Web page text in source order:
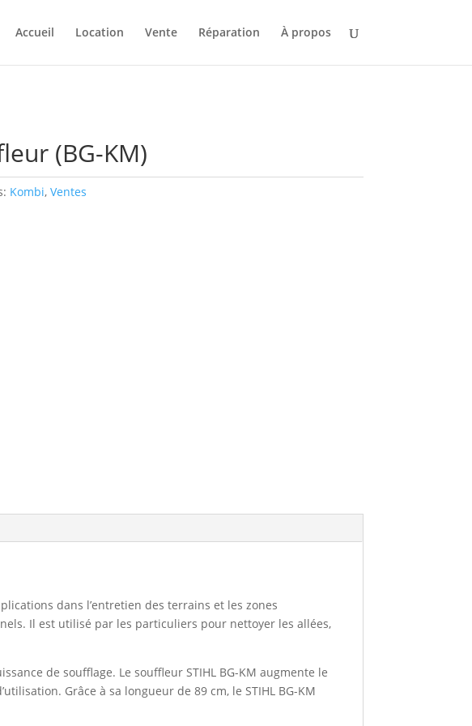
Accueil Location Vente Réparation À propos
(BG-KM)
Kombi, Ventes
dans l’entretien des terrains et les zones
Il est utilisé par les particuliers pour nettoyer les allées,
de soufflage. Le souffleur STIHL BG-KM augmente le
Grâce à sa longueur de 89 cm, le STIHL BG-KM